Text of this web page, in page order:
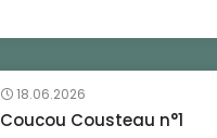
18.06.2026
Coucou Cousteau n°1